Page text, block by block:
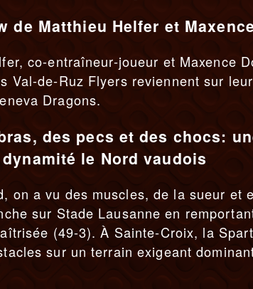
de Matthieu Helfer et
co-entraîneur-joueur et Maxence
Val-de-Ruz Flyers reviennent sur
Dragons.
des pecs et des chocs:
le Nord vaudois
on a vu des muscles, de la sueur et
sur Stade Lausanne en
(49-3). À Sainte-Croix, la
sur un terrain exigeant